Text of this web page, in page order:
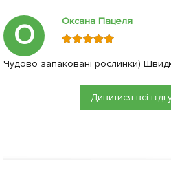
О Оксана Пацеля
Чудово запаковані рослинки)
Дивитися всі